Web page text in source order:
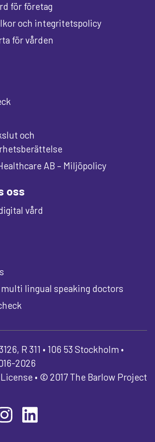
för företag
och integritetspolicy
för vården
och
AB – Miljöpolicy
oss
vård
lingual speaking doctors
R 311 • 106 53 Stockholm •
2026
• © 2017 The Barlow Project